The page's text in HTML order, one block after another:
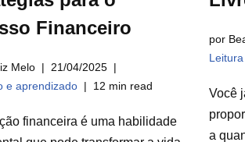
Financeiro
Melo
21/04/2025
e aprendizado
12 min read
financeira é uma habilidade
por
Você
a